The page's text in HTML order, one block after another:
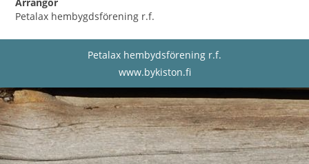
Petalax hembygdsförening r.f.
Petalax hembydsförening r.f.
www.bykiston.fi